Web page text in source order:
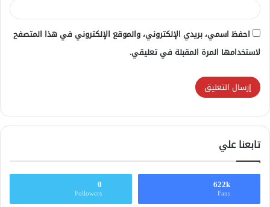
احفظ اسمي، بريدي الإلكتروني، والموقع الإلكتروني في هذا المتصفح
لاستخدامها المرة المقبلة في تعليقي.
تابعنا علي
622k
Fans
0
Followers